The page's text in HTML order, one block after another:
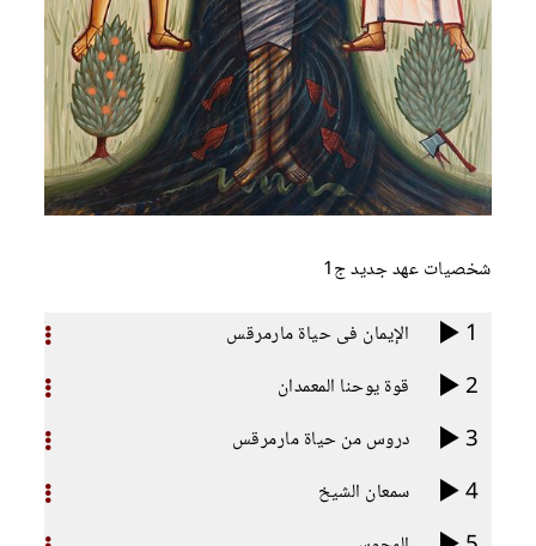
شخصيات عهد جديد ج1
1 الإيمان فى حياة مارمرقس
2 قوة يوحنا المعمدان
3 دروس من حياة مارمرقس
4 سمعان الشيخ